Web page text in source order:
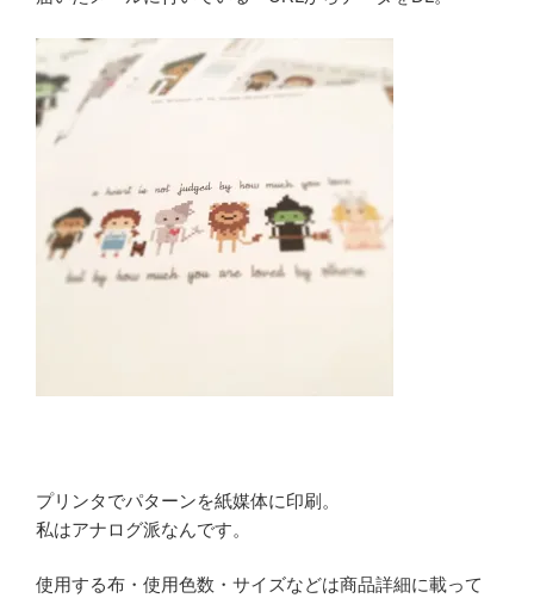
プリンタでパターンを紙媒体に印刷。
私はアナログ派なんです。
使用する布・使用色数・サイズなどは商品詳細に載って